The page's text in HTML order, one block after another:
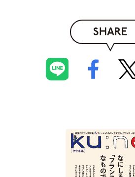
SHARE